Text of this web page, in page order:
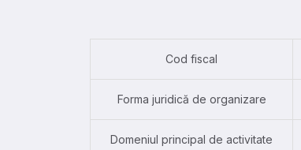
Cod fiscal
Forma juridică de organizare
Domeniul principal de activitate